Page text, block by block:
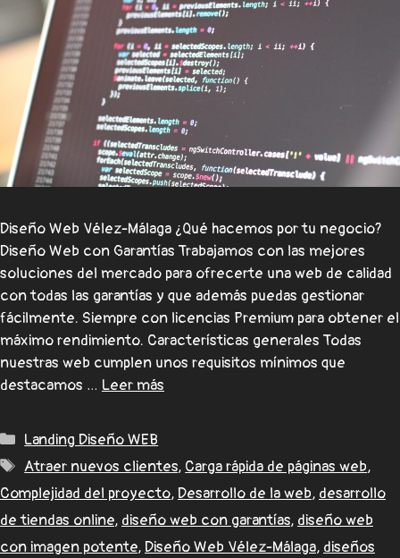
Diseño Web Vélez-Málaga ¿Qué hacemos por tu negocio?
Diseño Web con Garantías Trabajamos con las mejores
soluciones del mercado para ofrecerte una web de calidad
con todas las garantías y que además puedas gestionar
fácilmente. Siempre con licencias Premium para obtener el
máximo rendimiento. Características generales Todas
nuestras web cumplen unos requisitos mínimos que
destacamos … Leer más
Landing Diseño WEB
Atraer nuevos clientes, Carga rápida de páginas web,
Complejidad del proyecto,Desarrollo de la web, desarrollo
de tiendas online, diseño web con garantías, diseño web
con imagen potente,Diseño Web Vélez-Málaga, diseños